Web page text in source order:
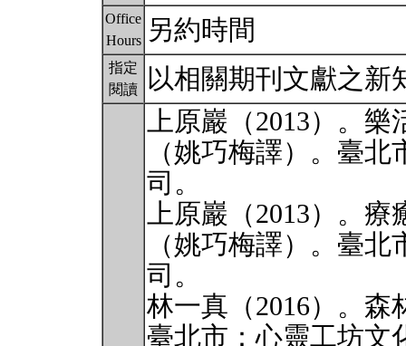
Office
Hours
另約時間
指定
閱讀
以相關期刊文獻之新
上原巖（2013）。
（姚巧梅譯）。臺
司。
上原巖（2013）。
（姚巧梅譯）。臺
司。
林一真（2016）。
臺北市：心靈工坊文